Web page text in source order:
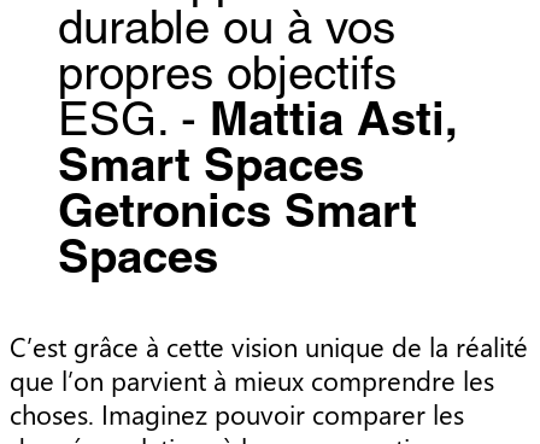
durable ou à vos
propres objectifs
ESG. - Mattia Asti,
Smart Spaces
Getronics Smart
Spaces
C’est grâce à cette vision unique de la réalité
que l’on parvient à mieux comprendre les
choses. Imaginez pouvoir comparer les